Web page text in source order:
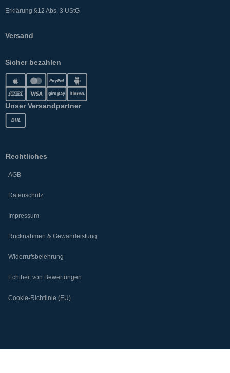
Erklärung §12 Abs. 3 UStG
Versand
Sicher bezahlen
Unser Versandpartner
Rechtliches
AGB
Datenschutz
Impressum
Rücknahmen & Gewährleistung
Widerrufsbelehrung
Echtheit von Bewertungen
Cookie-Richtlinie (EU)